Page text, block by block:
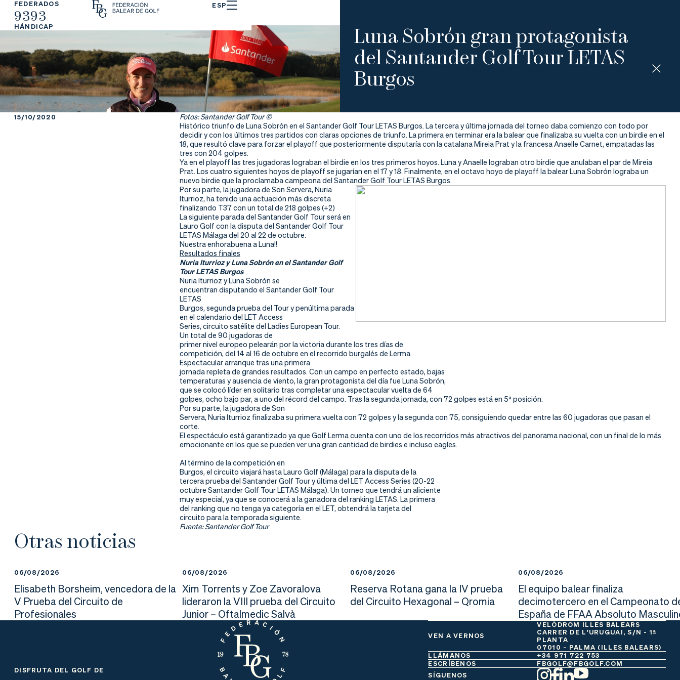
FEDERADOS
9393
HÁNDICAP
ESP
La
Fe
de
ra
ci
Fe
de
ra
rs
e
Ju
ga
r
Luna Sobrón gran protagonista
del Santander Golf Tour LETAS
Burgos
15/10/2020
Fotos: Santander Golf Tour ©
Histórico triunfo de Luna Sobrón en el Santander Golf Tour LETAS Burgos. La tercera y última jornada del torneo daba comienzo con todo por
decidir y con los últimos tres partidos con claras opciones de triunfo. La primera en terminar era la balear que finalizaba su vuelta con un birdie en el
18, que resultó clave para forzar el playoff que posteriormente disputaría con la catalana Mireia Prat y la francesa Anaelle Carnet, empatadas las
tres con 204 golpes.
Ya en el playoff las tres jugadoras lograban el birdie en los tres primeros hoyos. Luna y Anaelle lograban otro birdie que anulaban el par de Mireia
Prat. Los cuatro siguientes hoyos de playoff se jugarían en el 17 y 18. Finalmente, en el octavo hoyo de playoff la balear Luna Sobrón lograba un
nuevo birdie que la proclamaba campeona del Santander Golf Tour LETAS Burgos.
Por su parte, la jugadora de Son Servera, Nuria
Iturrioz, ha tenido una actuación más discreta
finalizando T37 con un total de 218 golpes (+2)
La siguiente parada del Santander Golf Tour será en
Lauro Golf con la disputa del Santander Golf Tour
LETAS Málaga del 20 al 22 de octubre.
Nuestra enhorabuena a Luna!!
Resultados finales
Nuria Iturrioz y Luna Sobrón en el Santander Golf
Tour LETAS Burgos
Nuria Iturrioz y Luna Sobrón se
encuentran disputando el Santander Golf Tour
LETAS
Burgos, segunda prueba del Tour y penúltima parada
en el calendario del LET Access
Series, circuito satélite del Ladies European Tour.
Un total de 90 jugadoras de
primer nivel europeo pelearán por la victoria durante los tres días de
competición, del 14 al 16 de octubre en el recorrido burgalés de Lerma.
Espectacular arranque tras una primera
jornada repleta de grandes resultados. Con un campo en perfecto estado, bajas
temperaturas y ausencia de viento, la gran protagonista del día fue Luna Sobrón,
que se colocó líder en solitario tras completar una espectacular vuelta de 64
golpes, ocho bajo par, a uno del récord del campo. Tras la segunda jornada, con 72 golpes está en 5ª posición.
Por su parte, la jugadora de Son
Servera, Nuria Iturrioz finalizaba su primera vuelta con 72 golpes y la segunda con 75, consiguiendo quedar entre las 60 jugadoras que pasan el
corte.
El espectáculo está garantizado ya que Golf Lerma cuenta con uno de los recorridos más atractivos del panorama nacional, con un final de lo más
emocionante en los que se pueden ver una gran cantidad de birdies e incluso eagles.
Al término de la competición en
Burgos, el circuito viajará hasta Lauro Golf (Málaga) para la disputa de la
tercera prueba del Santander Golf Tour y última del LET Access Series (20-22
octubre Santander Golf Tour LETAS Málaga). Un torneo que tendrá un aliciente
muy especial, ya que se conocerá a la ganadora del ranking LETAS. La primera
del ranking que no tenga ya categoría en el LET, obtendrá la tarjeta del
circuito para la temporada siguiente.
Fuente: Santander Golf Tour
Otras noticias
06/08/2026
Elisabeth Borsheim, vencedora de la
V Prueba del Circuito de
Profesionales
06/08/2026
Xim Torrents y Zoe Zavoralova
lideraron la VIII prueba del Circuito
Junior – Oftalmedic Salvà
06/08/2026
Reserva Rotana gana la IV prueba
del Circuito Hexagonal – Qromia
06/08/2026
El equipo balear finaliza
decimotercero en el Campeonato
España de FFAA Absoluto
DISFRUTA DEL GOLF DE
VEN A VERNOS
VELÒDROM ILLES BALEARS
CARRER DE L'URUGUAI, S/N - 1ª
PLANTA
07010 - PALMA (ILLES BALEARS)
LLÁMANOS
+34 971 722 753
ESCRÍBENOS
FBGOLF@FBGOLF.COM
SÍGUENOS